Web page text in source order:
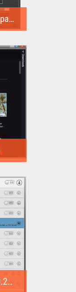
Internet Download Manager 6.43.7 (Repack)
MediaHuman YouTube Downloader 3.9.22 (1007) (Repack & Portable)